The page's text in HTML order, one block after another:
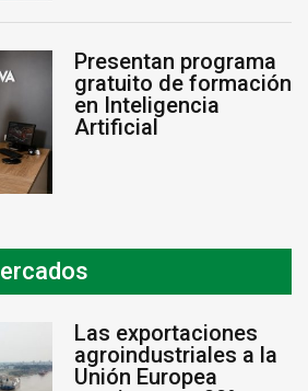
Presentan programa
gratuito de formación
en Inteligencia
Artificial
Las exportaciones
agroindustriales a la
Unión Europea